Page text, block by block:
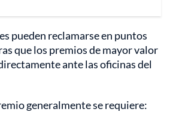
pueden reclamarse en puntos
que los premios de mayor valor
ante las oficinas del
generalmente se requiere: